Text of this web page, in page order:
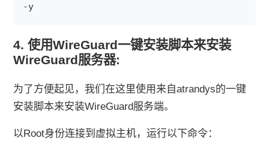
-y
4. 使用WireGuard一键安装脚本来安装
WireGuard服务器:
为了方便起见，我们在这里使用来自atrandys的一键
安装脚本来安装WireGuard服务端。
以Root身份连接到虚拟主机，运行以下命令：